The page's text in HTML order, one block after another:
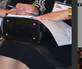
медицинской